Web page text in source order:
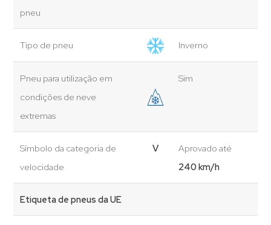
pneu
Tipo de pneu Inverno
Pneu para utilização em
condições de neve
extremas
Sim
Símbolo da categoria de
velocidade
V
Aprovado até
240 km/h
Etiqueta de pneus da UE